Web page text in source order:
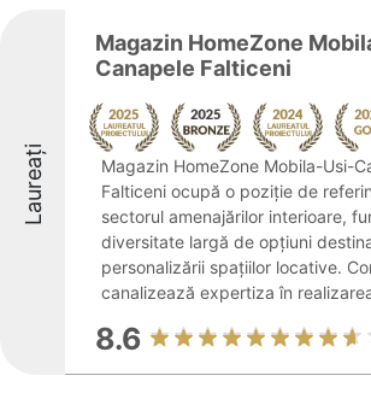
Laureați
Magazin HomeZone
Canapele Falticeni
Magazin HomeZone Mobila-Usi-
Falticeni ocupă o poziție de
sectorul amenajărilor interioare,
diversitate largă de opțiuni
personalizării spațiilor locative.
canalizează expertiza în
8.6